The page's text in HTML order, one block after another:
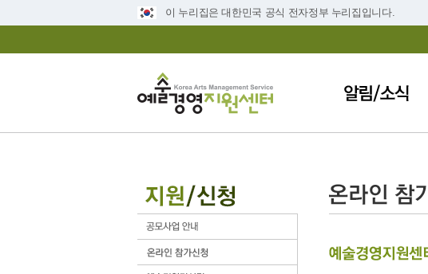
이 누리집은 대한민국 공식 전자정부 누리집입니다.